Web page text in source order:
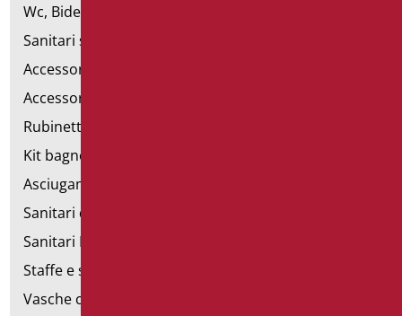
Wc, Bidet e pareti attrezzate
Sanitari speciali
Accessori per WC
Accessori bagno
Rubinetteria
Kit bagno a norma
Asciugamani elettrici
Sanitari d'emergenza
Sanitari Inox
Staffe e sostegni per cartongesso
Vasche con sportello